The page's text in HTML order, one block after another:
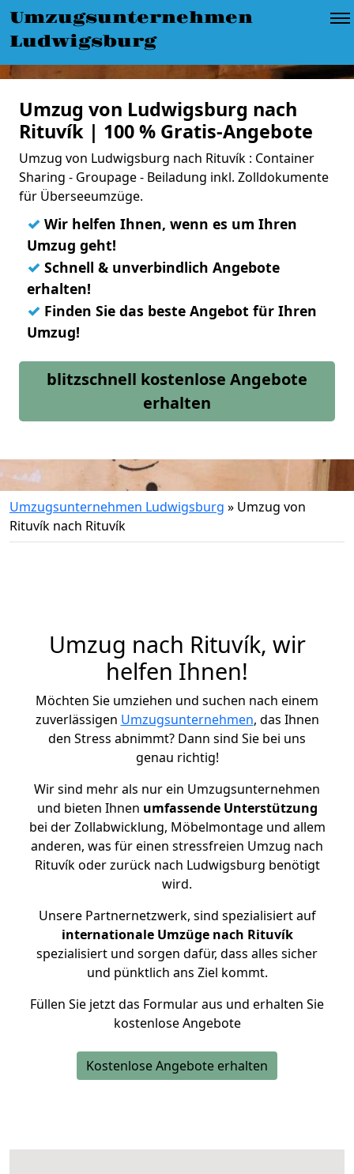
Umzugsunternehmen
Ludwigsburg
Umzug von Ludwigsburg nach
Rituvík | 100 % Gratis-Angebote
Umzug von Ludwigsburg nach Rituvík : Container
Sharing - Groupage - Beiladung inkl. Zolldokumente
für Überseeumzüge.
✓ Wir helfen Ihnen, wenn es um Ihren
Umzug geht!
✓ Schnell & unverbindlich Angebote
erhalten!
✓ Finden Sie das beste Angebot für Ihren
Umzug!
blitzschnell kostenlose Angebote
erhalten
Umzugsunternehmen Ludwigsburg » Umzug von
Rituvík nach Rituvík
Umzug nach Rituvík, wir
helfen Ihnen!
Möchten Sie umziehen und suchen nach einem
zuverlässigen Umzugsunternehmen, das Ihnen
den Stress abnimmt? Dann sind Sie bei uns
genau richtig!
Wir sind mehr als nur ein Umzugsunternehmen
und bieten Ihnen umfassende Unterstützung
bei der Zollabwicklung, Möbelmontage und allem
anderen, was für einen stressfreien Umzug nach
Rituvík oder zurück nach Ludwigsburg benötigt
wird.
Unsere Partnernetzwerk, sind spezialisiert auf
internationale Umzüge nach Rituvík
spezialisiert und sorgen dafür, dass alles sicher
und pünktlich ans Ziel kommt.
Füllen Sie jetzt das Formular aus und erhalten Sie
kostenlose Angebote
Kostenlose Angebote erhalten